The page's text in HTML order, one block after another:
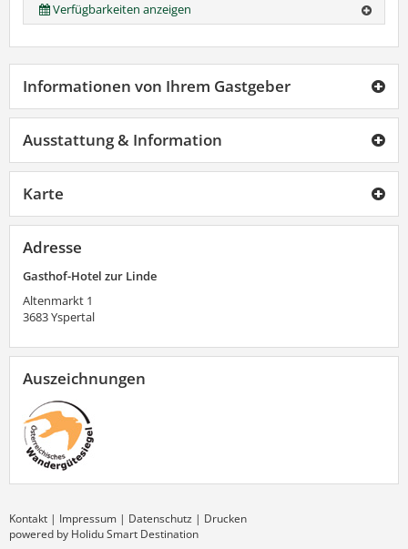
Verfügbarkeiten anzeigen
Informationen von Ihrem Gastgeber
Ausstattung & Information
Karte
Adresse
Gasthof-Hotel zur Linde
Altenmarkt 1
3683Yspertal
Auszeichnungen
Kontakt | Impressum | Datenschutz | Drucken
powered by Holidu Smart Destination